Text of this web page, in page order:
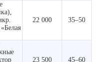
22 000 35–50
23 500 45–60